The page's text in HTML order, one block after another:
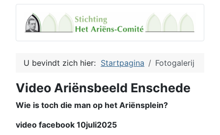
U bevindt zich hier: Startpagina Fotogalerij
Video Ariënsbeeld Enschede
Wie is toch die man op het Ariënsplein?
video facebook 10juli2025